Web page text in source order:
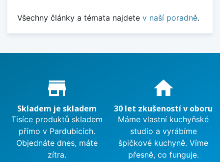
Všechny články a témata najdete v naší poradně.
Proč nakupovat u nás?
store_mall_directory
Skladem je skladem
Tisíce produktů skladem
přímo v Pardubicích.
Objednáte dnes, máte
zítra.
home
30 let zkušeností v oboru
Máme vlastní kuchyňské
studio a vyrábíme
špičkové kuchyně. Víme
přesně, co funguje.